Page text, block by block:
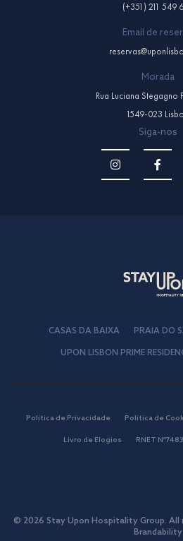
(+351) 211 549
Email de
Morada
Rua Luciana Stegagno
1549-023
Siga-nos
CASAS DA BAIXA PRAIA DO
UPON LISBON PRIME
Política de Privacidade Política de
Livro de Elogios RNET Nº7483
© 2026 Stay Upon Hospitality Group. All
Brandability